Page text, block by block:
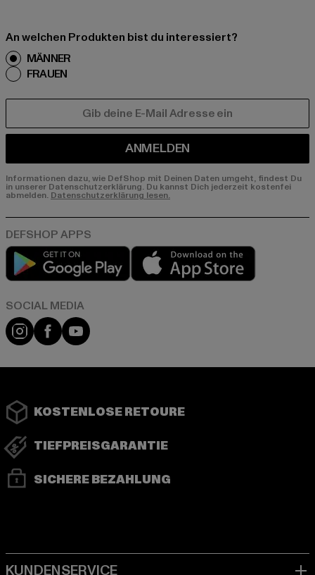
An welchen Produkten bist du interessiert?
MÄNNER
FRAUEN
ANMELDEN
Informationen dazu, wie DefShop mit Deinen Daten umgeht, findest Du
in unserer Datenschutzerklärung. Du kannst Dich jederzeit kostenfei
abmelden. Datenschutzerklärung lesen.
Play market
Instagram
FacebookYouTube
KOSTENLOSE RETOURE
TIEFPREISGARANTIE
SICHERE BEZAHLUNG